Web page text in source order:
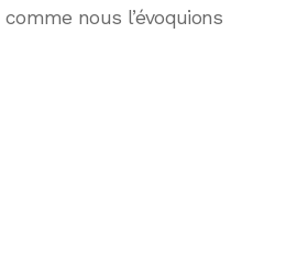
nous l’évoquions